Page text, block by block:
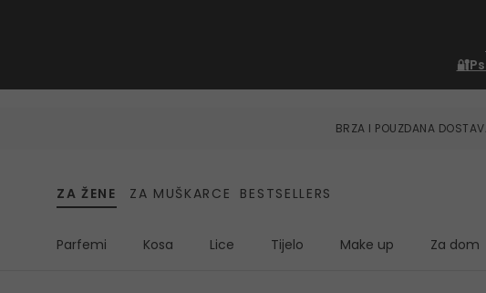
BRZA I POUZDANA
ZA ŽENE ZA MUŠKARCE BESTSELLERS
Parfemi Kosa Lice Tijelo Make up Za dom